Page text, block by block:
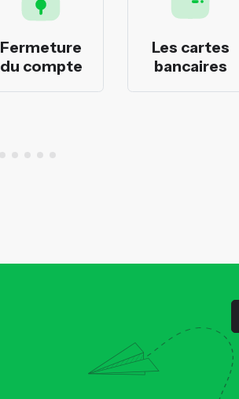
Fermeture
du compte
Les cartes
bancaires